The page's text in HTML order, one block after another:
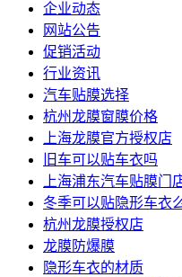
企业动态
网站公告
促销活动
行业资讯
汽车贴膜选择
杭州龙膜窗膜价格
上海龙膜官方授权店
旧车可以贴车衣吗
上海浦东汽车贴膜门
冬季可以贴隐形车衣
杭州龙膜授权店
龙膜防爆膜
隐形车衣的材质